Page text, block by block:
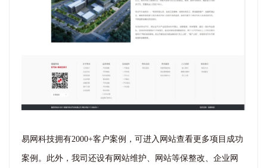
易网科技拥有2000+客户案例 ，可进入网站查看更多项目成功
案例。此外，我司 还设有网站维护、网站等保整改、企业网